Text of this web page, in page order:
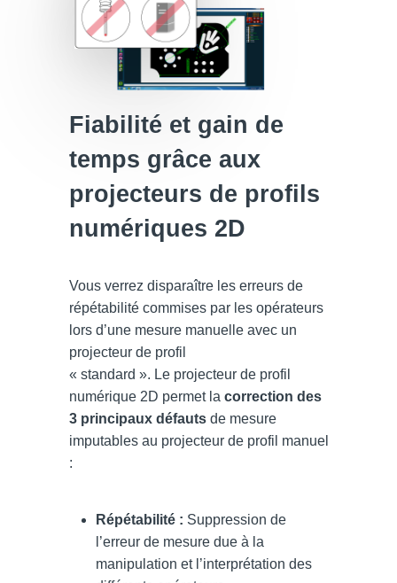
Fiabilité et gain de
temps grâce aux
projecteurs de profils
numériques 2D
Vous verrez disparaître les erreurs de
répétabilité commises par les opérateurs
lors d’une mesure manuelle avec un
projecteur de profil
« standard ». Le projecteur de profil
numérique 2D permet la correction des
3 principaux défautsde mesure
imputables au projecteur de profil manuel
:
Répétabilité : Suppression de
l’erreur de mesure due à la
manipulation et l’interprétation des